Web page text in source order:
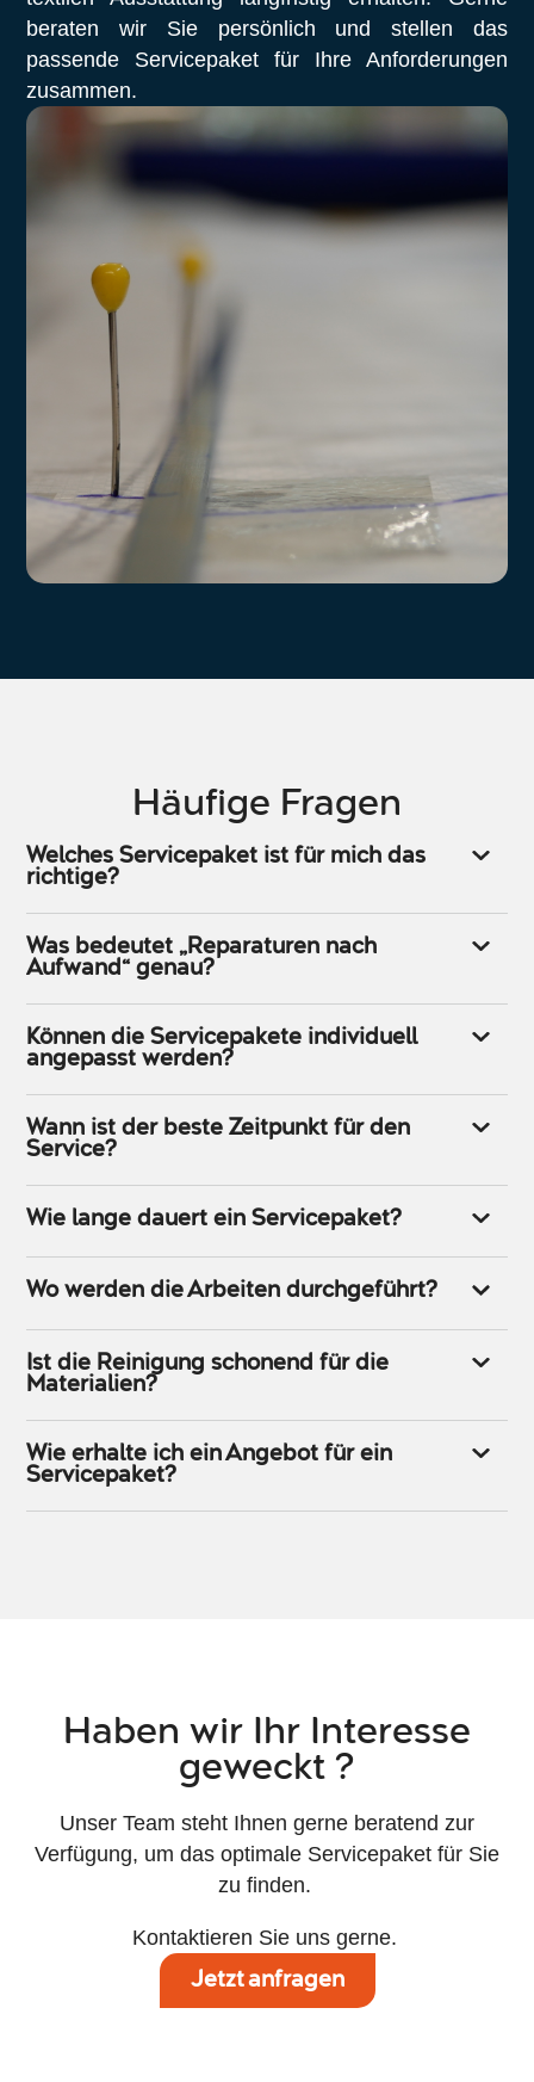
beraten wir Sie persönlich und stellen das
passende Servicepaket für Ihre Anforderungen
zusammen.
Häufige Fragen
Welches Servicepaket ist für mich das
richtige?
Was bedeutet „Reparaturen nach
Aufwand“ genau?
Können die Servicepakete individuell
angepasst werden?
Wann ist der beste Zeitpunkt für den
Service?
Wie lange dauert ein Servicepaket?
Wo werden die Arbeiten durchgeführt?
Ist die Reinigung schonend für die
Materialien?
Wie erhalte ich ein Angebot für ein
Servicepaket?
Haben wir Ihr Interesse
geweckt ?
Unser Team steht Ihnen gerne beratend zur
Verfügung, um das optimale Servicepaket für Sie
zu finden.
Kontaktieren Sie uns gerne.
Jetzt anfragen